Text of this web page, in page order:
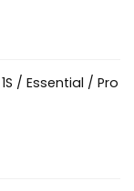
/ Essential / Pro